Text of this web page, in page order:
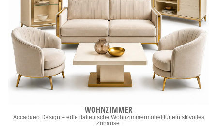
WOHNZIMMER
Accadueo Design – edle italienische Wohnzimmermöbel für ein stilvolles
Zuhause.